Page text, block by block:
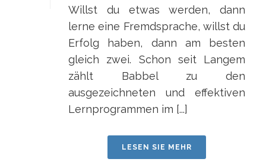
Willst du etwas werden, dann
lerne eine Fremdsprache, willst du
Erfolg haben, dann am besten
gleich zwei. Schon seit Langem
zählt Babbel zu den
ausgezeichneten und effektiven
Lernprogrammen im [...]
LESEN SIE MEHR